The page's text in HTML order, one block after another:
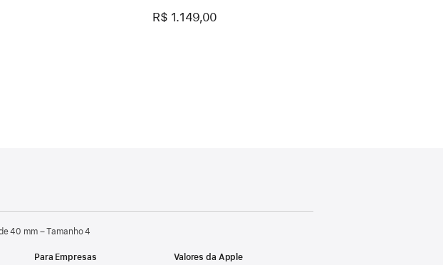
Tamanho 0
R$ 1.149,00
40 mm – Tamanho 4
Para Empresas
Valores da Apple